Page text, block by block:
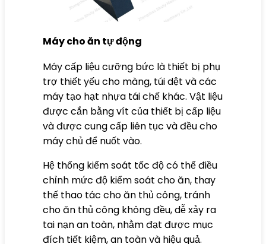
Máy cho ăn tự động
Máy cấp liệu cưỡng bức là thiết bị phụ
trợ thiết yếu cho màng, túi dệt và các
máy tạo hạt nhựa tái chế khác. Vật liệu
được cắn bằng vít của thiết bị cấp liệu
và được cung cấp liên tục và đều cho
máy chủ để nuốt vào.
Hệ thống kiểm soát tốc độ có thể điều
chỉnh mức độ kiểm soát cho ăn, thay
thế thao tác cho ăn thủ công, tránh
cho ăn thủ công không đều, dễ xảy ra
tai nạn an toàn, nhằm đạt được mục
đích tiết kiệm, an toàn và hiệu quả.